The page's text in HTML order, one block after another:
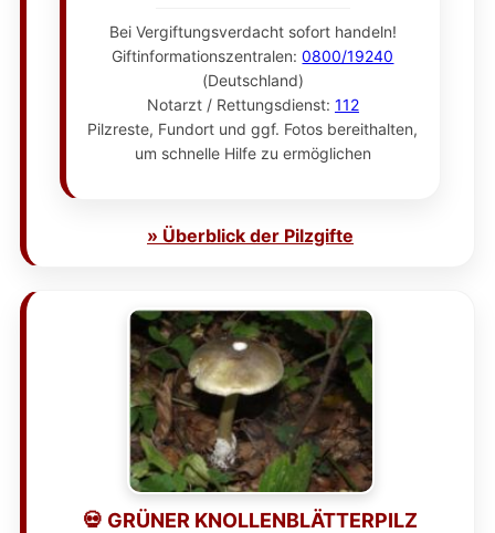
Bei Vergiftungsverdacht sofort handeln!
Giftinformationszentralen:0800/19240
(Deutschland)
Notarzt / Rettungsdienst: 112
Pilzreste, Fundort und ggf. Fotos bereithalten,
um schnelle Hilfe zu ermöglichen
» Überblick der Pilzgifte
💀 GRÜNER KNOLLENBLÄTTERPILZ